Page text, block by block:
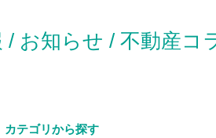
/ お知らせ / 不動産コ
カテゴリから探す